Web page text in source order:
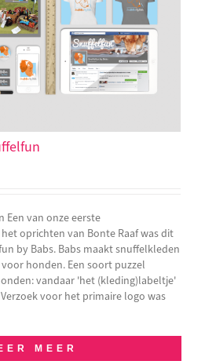
Een van onze eerste
oprichten van Bonte Raaf was dit
by Babs. Babs maakt snuffelkleden
honden. Een soort puzzel
vandaar 'het (kleding)labeltje'
voor het primaire logo was
MEER